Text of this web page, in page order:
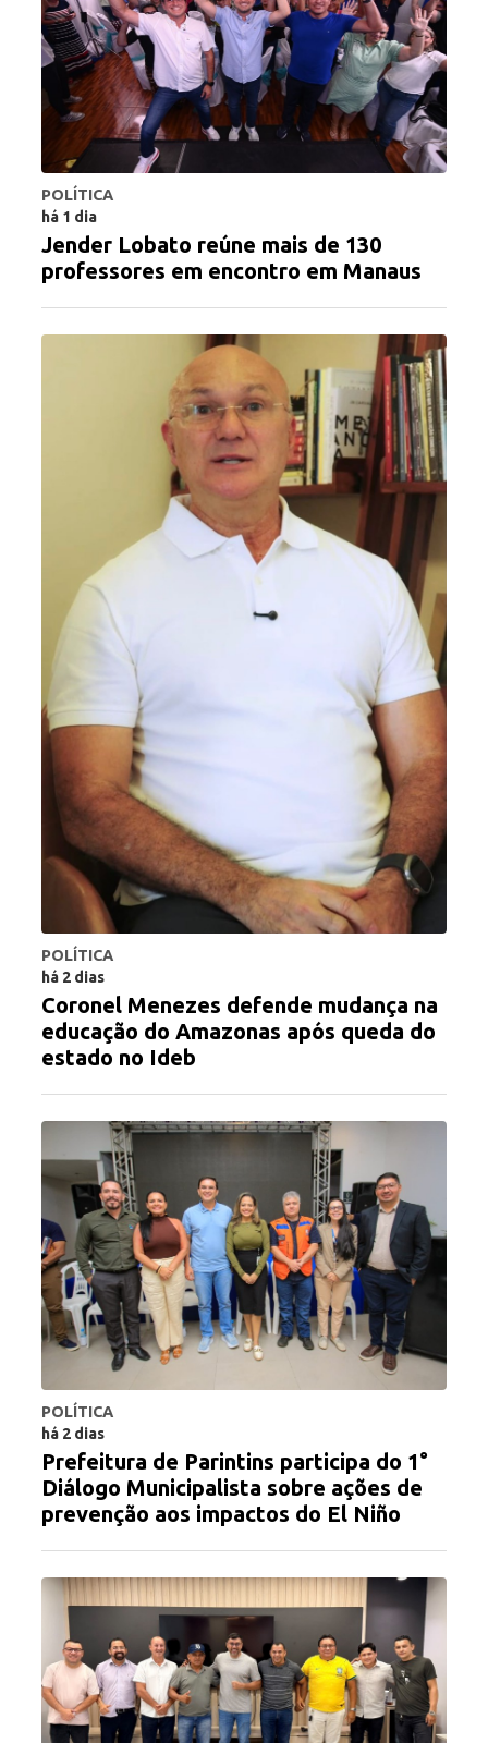
POLÍTICA
há 1 dia
Jender Lobato reúne mais de 130
professores em encontro em Manaus
POLÍTICA
há 2 dias
Coronel Menezes defende mudança na
educação do Amazonas após queda do
estado no Ideb
POLÍTICA
há 2 dias
Prefeitura de Parintins participa do 1°
Diálogo Municipalista sobre ações de
prevenção aos impactos do El Niño